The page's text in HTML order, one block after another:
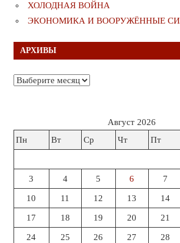
ХОЛОДНАЯ ВОЙНА
ЭКОНОМИКА И ВООРУЖЁННЫЕ
АРХИВЫ
Архивы
Август 2026
Пн
Вт Ср Чт Пт
3 4 5 6 7
10 11 12 13 14
17 18 19 20 21
24 25 26 27 28